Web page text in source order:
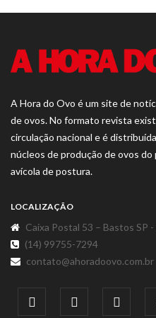
A Hora do Ovo é um site de
de ovos. No formato revista
circulação nacional e é
núcleos de produção de ovos do
avícola de postura.
LOCALIZAÇÃO
Caixa Postal 53 – Bastos SP
(14) 99755-7294
contato@ahoradoovo.com.br